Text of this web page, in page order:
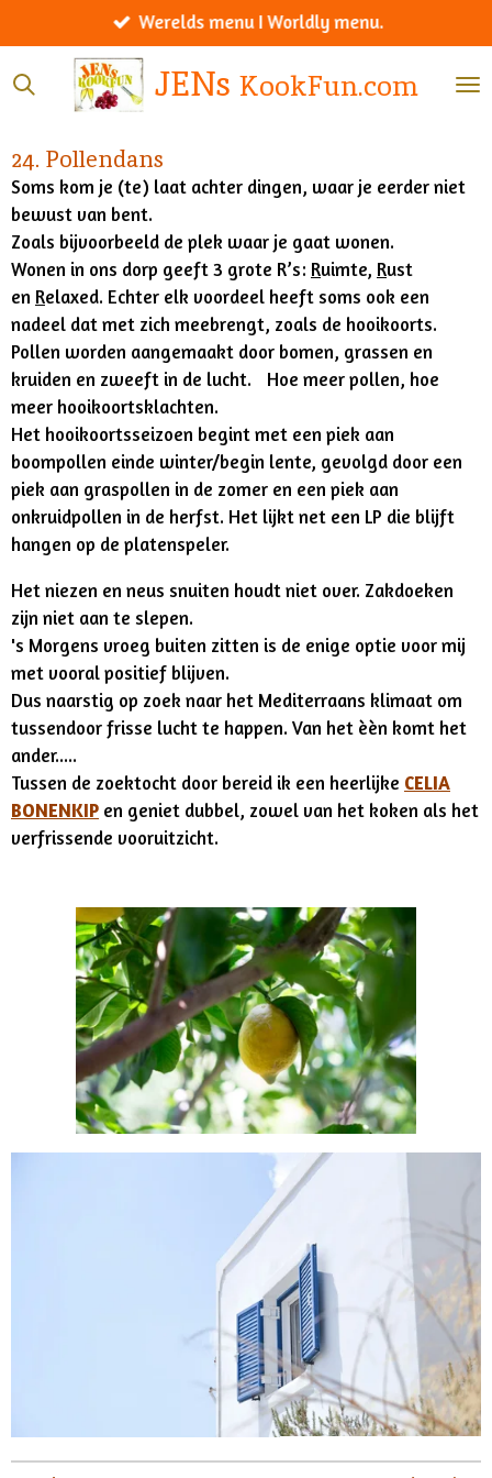
direct
naar
JENsKookFun.com
Werelds menu I Worldly menu.
24. Pollendans
Soms kom je (te) laat achter dingen, waar je eerder niet
bewust van bent.
Zoals bijvoorbeeld de plek waar je gaat wonen.
Wonen in ons dorp geeft 3 grote R’s: Ruimte, Rust
en Relaxed. Echter elk voordeel heeft soms ook een
nadeel dat met zich meebrengt, zoals de hooikoorts.
Pollen worden aangemaakt door bomen, grassen en
kruiden en zweeft in de lucht. Hoe meer pollen, hoe
meer hooikoortsklachten.
Het hooikoortsseizoen begint met een piek aan
boompollen einde winter/begin lente, gevolgd door een
piek aan graspollen in de zomer en een piek aan
onkruidpollen in de herfst. Het lijkt net een LP die blijft
hangen op de platenspeler.
Het niezen en neus snuiten houdt niet over. Zakdoeken
zijn niet aan te slepen.
's Morgens vroeg buiten zitten is de enige optie voor mij
met vooral positief blijven.
Dus naarstig op zoek naar het Mediterraans klimaat om
tussendoor frisse lucht te happen. Van het èèn komt het
ander.....
Tussen de zoektocht door bereid ik een heerlijke CELIA
BONENKIP en geniet dubbel, zowel van het koken als het
verfrissende vooruitzicht.